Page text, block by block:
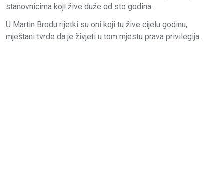
stanovnicima koji žive duže od sto godina.
U Martin Brodu rijetki su oni koji tu žive cijelu godinu,
mještani tvrde da je živjeti u tom mjestu prava privilegija.